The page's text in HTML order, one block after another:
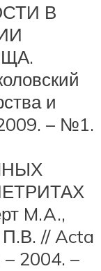
В
и
– №1.
M.A.,
// Acta
2004. –